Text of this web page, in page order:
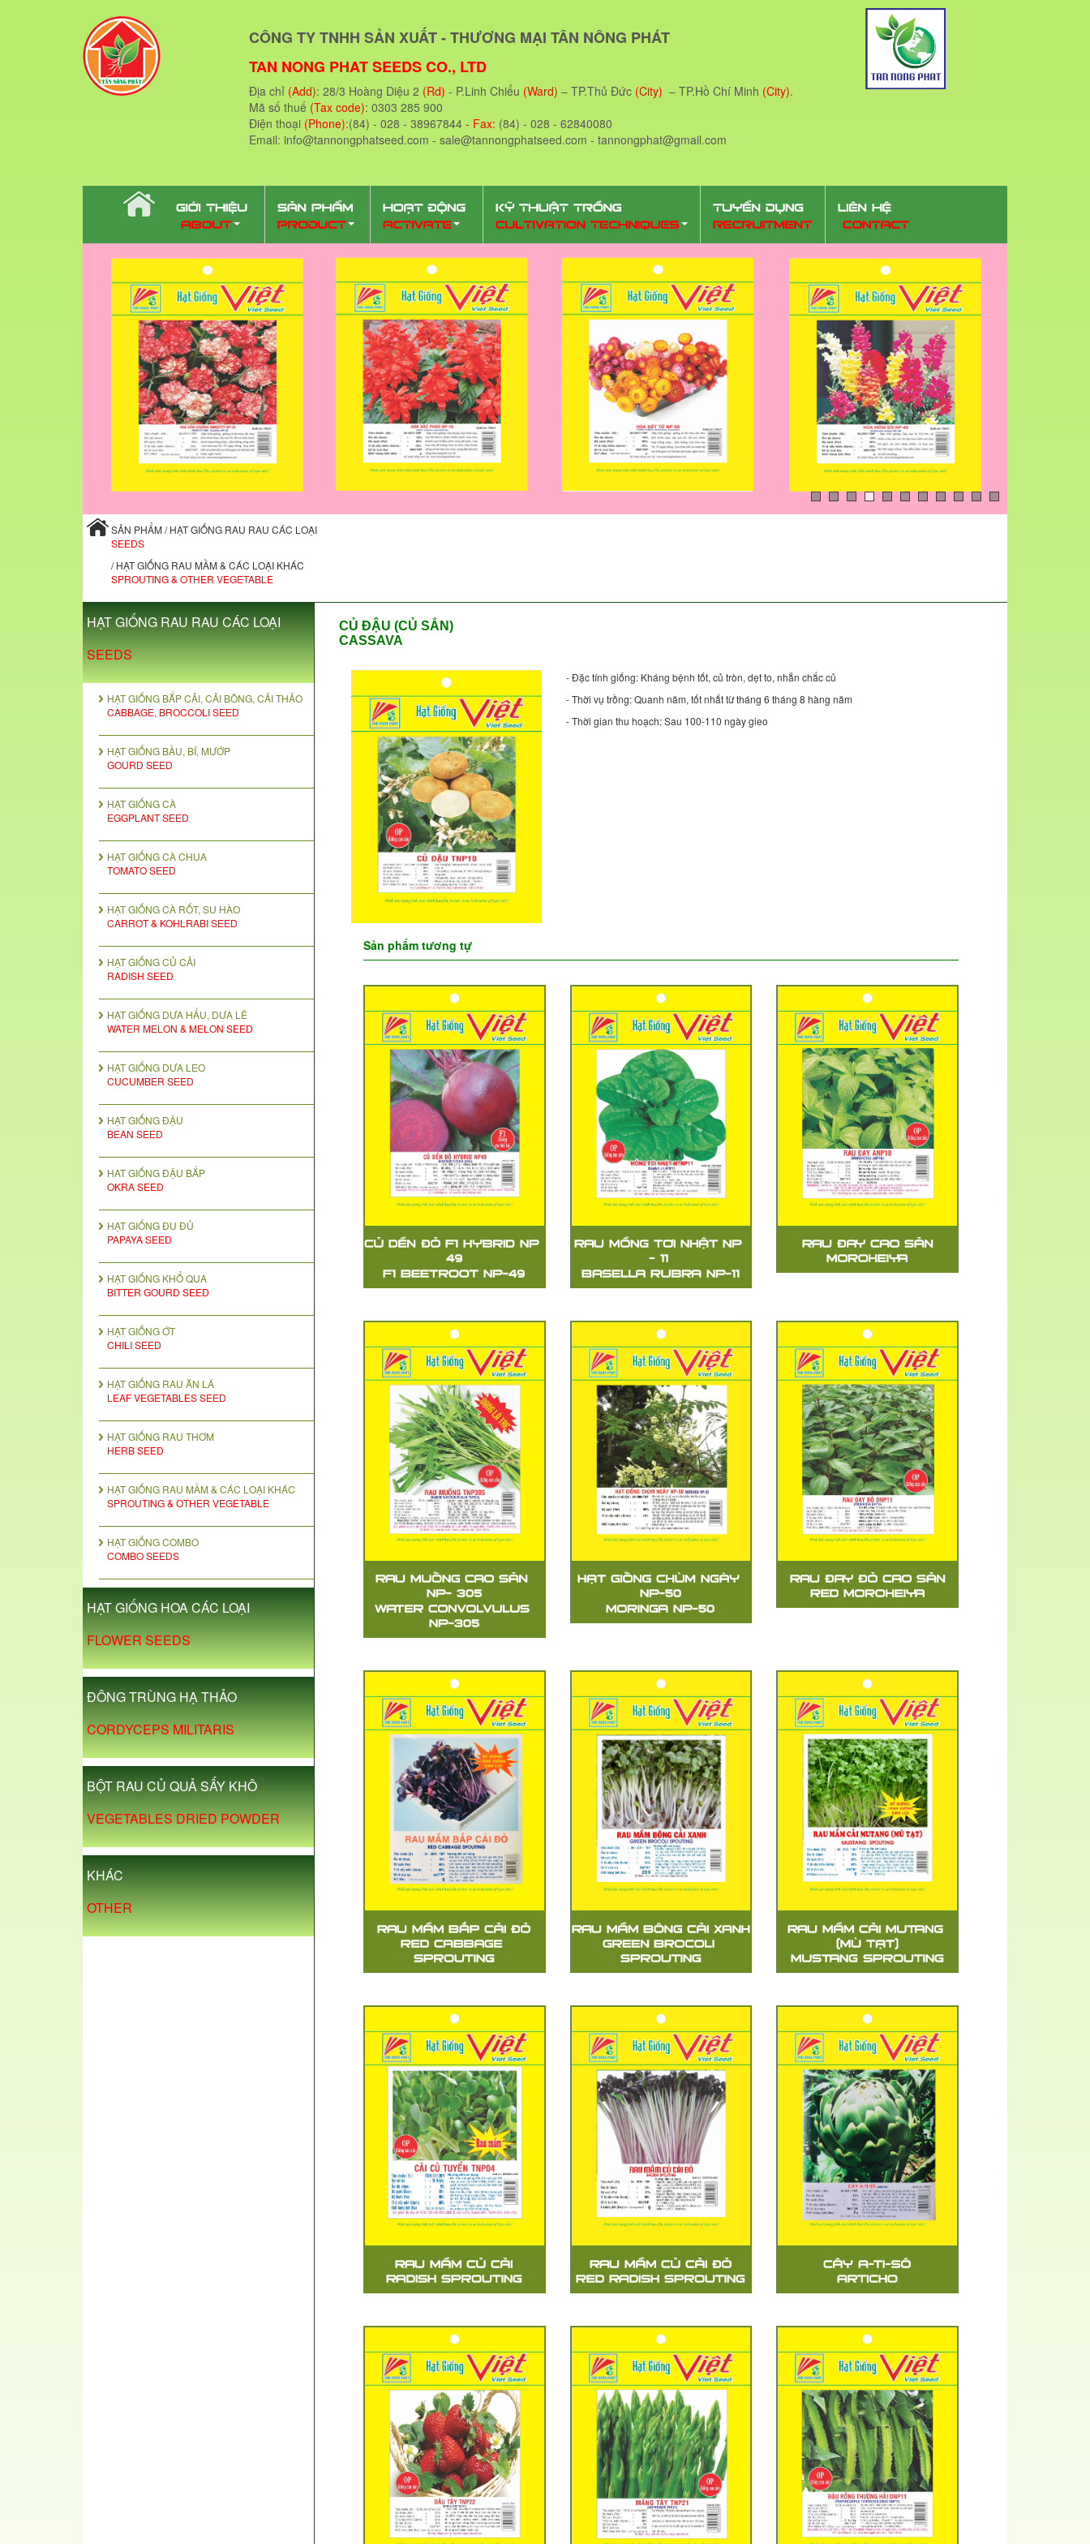
CÔNG TY TNHH SẢN XUẤT - THƯƠNG MẠI TÂN NÔNG PHÁT
TAN NONG PHAT SEEDS CO., LTD
Địa chỉ (Add): 28/3 Hoàng Diệu 2 (Rd) - P.Linh Chiểu (Ward) – TP.Thủ Đức (City) – TP.Hồ Chí Minh (City).
Mã số thuế (Tax code): 0303 285 900
Điện thoại (Phone):(84) - 028 - 38967844 - Fax: (84) - 028 - 62840080
Email: info@tannongphatseed.com - sale@tannongphatseed.com - tannongphat@gmail.com
SẢN PHẨM / HẠT GIỐNG RAU RAU CÁC LOẠI
SEEDS
/ HẠT GIỐNG RAU MẦM & CÁC LOẠI KHÁC
SPROUTING & OTHER VEGETABLE
HẠT GIỐNG RAU RAU CÁC LOẠI
SEEDS
HẠT GIỐNG BẮP CẢI, CẢI BÔNG, CẢI THẢO
CABBAGE, BROCCOLI SEED
HẠT GIỐNG BẦU, BÍ, MƯỚP
GOURD SEED
HẠT GIỐNG CÀ
EGGPLANT SEED
HẠT GIỐNG CÀ CHUA
TOMATO SEED
HẠT GIỐNG CÀ RỐT, SU HÀO
CARROT & KOHLRABI SEED
HẠT GIỐNG CỦ CẢI
RADISH SEED
HẠT GIỐNG DƯA HẤU, DƯA LÊ
WATER MELON & MELON SEED
HẠT GIỐNG DƯA LEO
CUCUMBER SEED
HẠT GIỐNG ĐẬU
BEAN SEED
HAT GIỐNG ĐẬU BẮP
OKRA SEED
HẠT GIỐNG ĐU ĐỦ
PAPAYA SEED
HẠT GIỐNG KHỔ QUA
BITTER GOURD SEED
HẠT GIỐNG ỚT
CHILI SEED
HẠT GIỐNG RAU ĂN LÁ
LEAF VEGETABLES SEED
HẠT GIỐNG RAU THƠM
HERB SEED
HẠT GIỐNG RAU MẦM & CÁC LOẠI KHÁC
SPROUTING & OTHER VEGETABLE
HẠT GIỐNG COMBO
COMBO SEEDS
HẠT GIỐNG HOA CÁC LOẠI
FLOWER SEEDS
ĐÔNG TRÙNG HẠ THẢO
CORDYCEPS MILITARIS
BỘT RAU CỦ QUẢ SẤY KHÔ
VEGETABLES DRIED POWDER
KHÁC
OTHER
CỦ ĐẬU (CỦ SẮN)
CASSAVA
- Đặc tính giống: Kháng bệnh tốt, củ tròn, dẹt to, nhẵn chắc củ
- Thời vụ trồng: Quanh năm, tốt nhất từ tháng 6 tháng 8 hàng năm
- Thời gian thu hoạch: Sau 100-110 ngày gieo
Sản phẩm tương tự